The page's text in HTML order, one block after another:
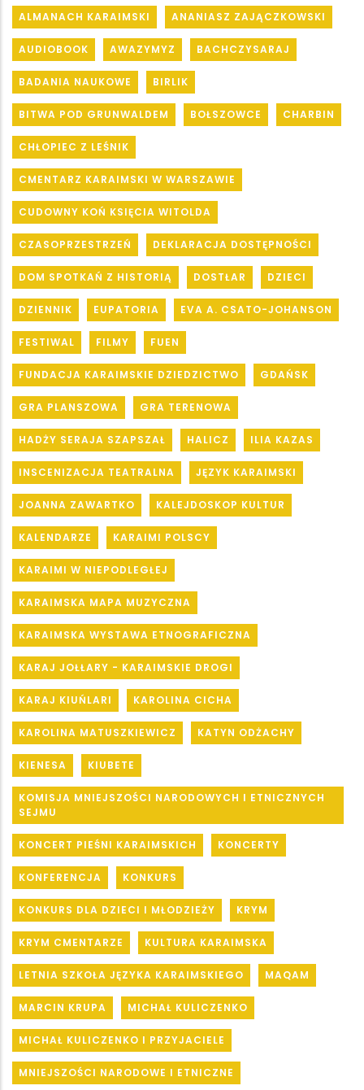
ALMANACH KARAIMSKI ANANIASZ ZAJĄCZKOWSKI
AUDIOBOOK AWAZYMYZ BACHCZYSARAJ
BADANIA NAUKOWE BIRLIK
BITWA POD GRUNWALDEM BOŁSZOWCE CHARBIN
CHŁOPIEC Z LEŚNIK
CMENTARZ KARAIMSKI W WARSZAWIE
CUDOWNY KOŃ KSIĘCIA WITOLDA
CZASOPRZESTRZEŃ DEKLARACJA DOSTĘPNOŚCI
DOM SPOTKAŃ Z HISTORIĄ DOSTŁAR DZIECI
DZIENNIK EUPATORIA EVA A. CSATO-JOHANSON
FESTIWAL FILMY FUEN
FUNDACJA KARAIMSKIE DZIEDZICTWO GDAŃSK
GRA PLANSZOWA GRA TERENOWA
HADŻY SERAJA SZAPSZAŁ HALICZ ILIA KAZAS
INSCENIZACJA TEATRALNA JĘZYK KARAIMSKI
JOANNA ZAWARTKO KALEJDOSKOP KULTUR
KALENDARZE KARAIMI POLSCY
KARAIMI W NIEPODLEGŁEJ
KARAIMSKA MAPA MUZYCZNA
KARAIMSKA WYSTAWA ETNOGRAFICZNA
KARAJ JOŁŁARY - KARAIMSKIE DROGI
KARAJ KIUŃLARI KAROLINA CICHA
KAROLINA MATUSZKIEWICZ KATYN ODŻACHY
KIENESA KIUBETE
KOMISJA MNIEJSZOŚCI NARODOWYCH I ETNICZNYCH
SEJMU
KONCERT PIEŚNI KARAIMSKICH KONCERTY
KONFERENCJA KONKURS
KONKURS DLA DZIECI I MŁODZIEŻY KRYM
KRYM CMENTARZE KULTURA KARAIMSKA
LETNIA SZKOŁA JĘZYKA KARAIMSKIEGO MAQAM
MARCIN KRUPA MICHAŁ KULICZENKO
MICHAŁ KULICZENKO I PRZYJACIELE
MNIEJSZOŚCI NARODOWE I ETNICZNE